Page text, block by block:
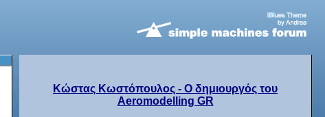
Κώστας Κωστόπουλος - Ο δημιουργός του
Aeromodelling GR